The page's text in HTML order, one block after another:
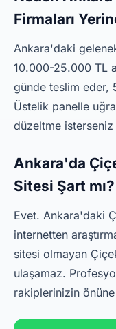
Firmaları
Ankara'daki
10.000-25.000 TL
günde teslim eder,
Üstelik panelle
düzeltme
Ankara'da
Sitesi Şart mı?
Evet. Ankara'daki
internetten
sitesi olmayan
ulaşamaz.
rakiplerinizin